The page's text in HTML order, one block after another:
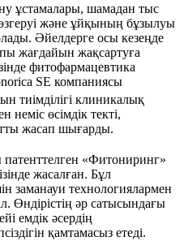
ұстамалары, шамадан тыс
және ұйқының бұзылуы
Әйелдерге осы кезеңде
жағдайын жақсартуға
фитофармацевтика
SE компаниясы
тиімділігі клиникалық
неміс өсімдік текті,
жасап шығарды.
патенттелген «Фитониринг»
жасалған. Бұл
заманауи технологиялармен
Өндірістің әр сатысындағы
емдік әсердің
қамтамасыз етеді.